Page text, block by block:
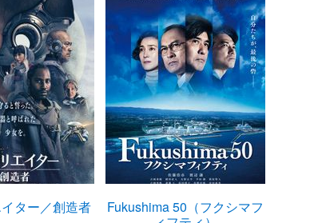
ター／創造者
Fukushima 50（フクシマフ